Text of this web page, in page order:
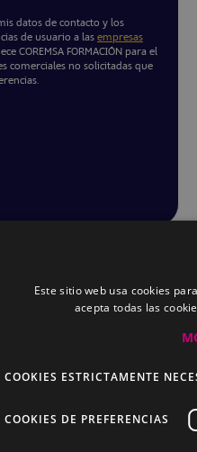
datos de contacto y los
de usuario a las empresas
COREMSA FORMACIÓN para el
comerciales no solicitadas que
Este sitio web usa cookies
acepta todas las
COOKIES ESTRICTAMENTE
COOKIES DE PREFERENCIAS